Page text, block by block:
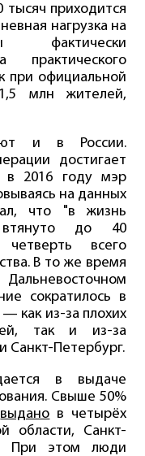
тысяч приходится
нагрузка на
фактически
при официальной
млн жителей,
и в России.
достигает
в 2016 году мэр
на данных
что "в жизнь
втянуто до 40
всего
В то же время
сократилось в
— как из-за плохих
так и из-за
Санкт-Петербург.
в выдаче
Свыше 50%
выдано в четырёх
области, Санкт-
При этом люди